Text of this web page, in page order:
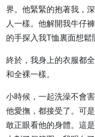
界。他緊緊的抱著我，
人一樣。他解開我牛仔
的手探入我T恤裏面想鬆
終於，我身上的衣服都
和全裸一樣。
小時候，一起洗澡不會
他愛撫，都接受了。可
敢正眼看他的身體。這